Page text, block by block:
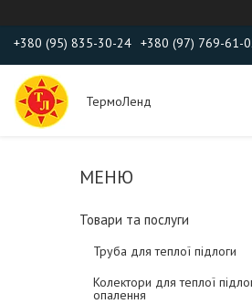
+380 (95) 835-30-24 +380 (97) 769-61-
ТермоЛенд
Товари та послуги
Труба для теплої підлоги
Колектори для теплої
опалення